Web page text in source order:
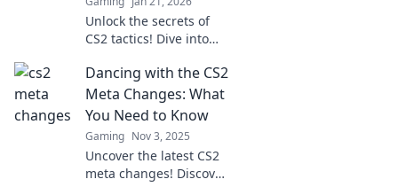
Unlock the secrets of
CS2 tactics! Dive into
your opponents with
tips and tricks for every
update.
Dancing with the CS2
Meta Changes: What
You Need to Know
Gaming Nov 3, 2025
Uncover the latest CS2
meta changes! Discover